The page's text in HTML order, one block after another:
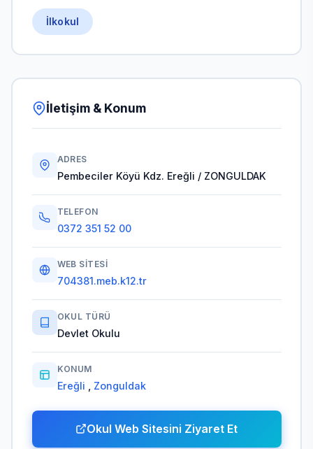
İlkokul
İletişim & Konum
ADRES
Pembeciler Köyü Kdz. Ereğli / ZONGULDAK
TELEFON
0372 351 52 00
WEB SITESI
704381.meb.k12.tr
OKUL TÜRÜ
Devlet Okulu
KONUM
Ereğli Zonguldak
Okul Web Sitesini Ziyaret Et